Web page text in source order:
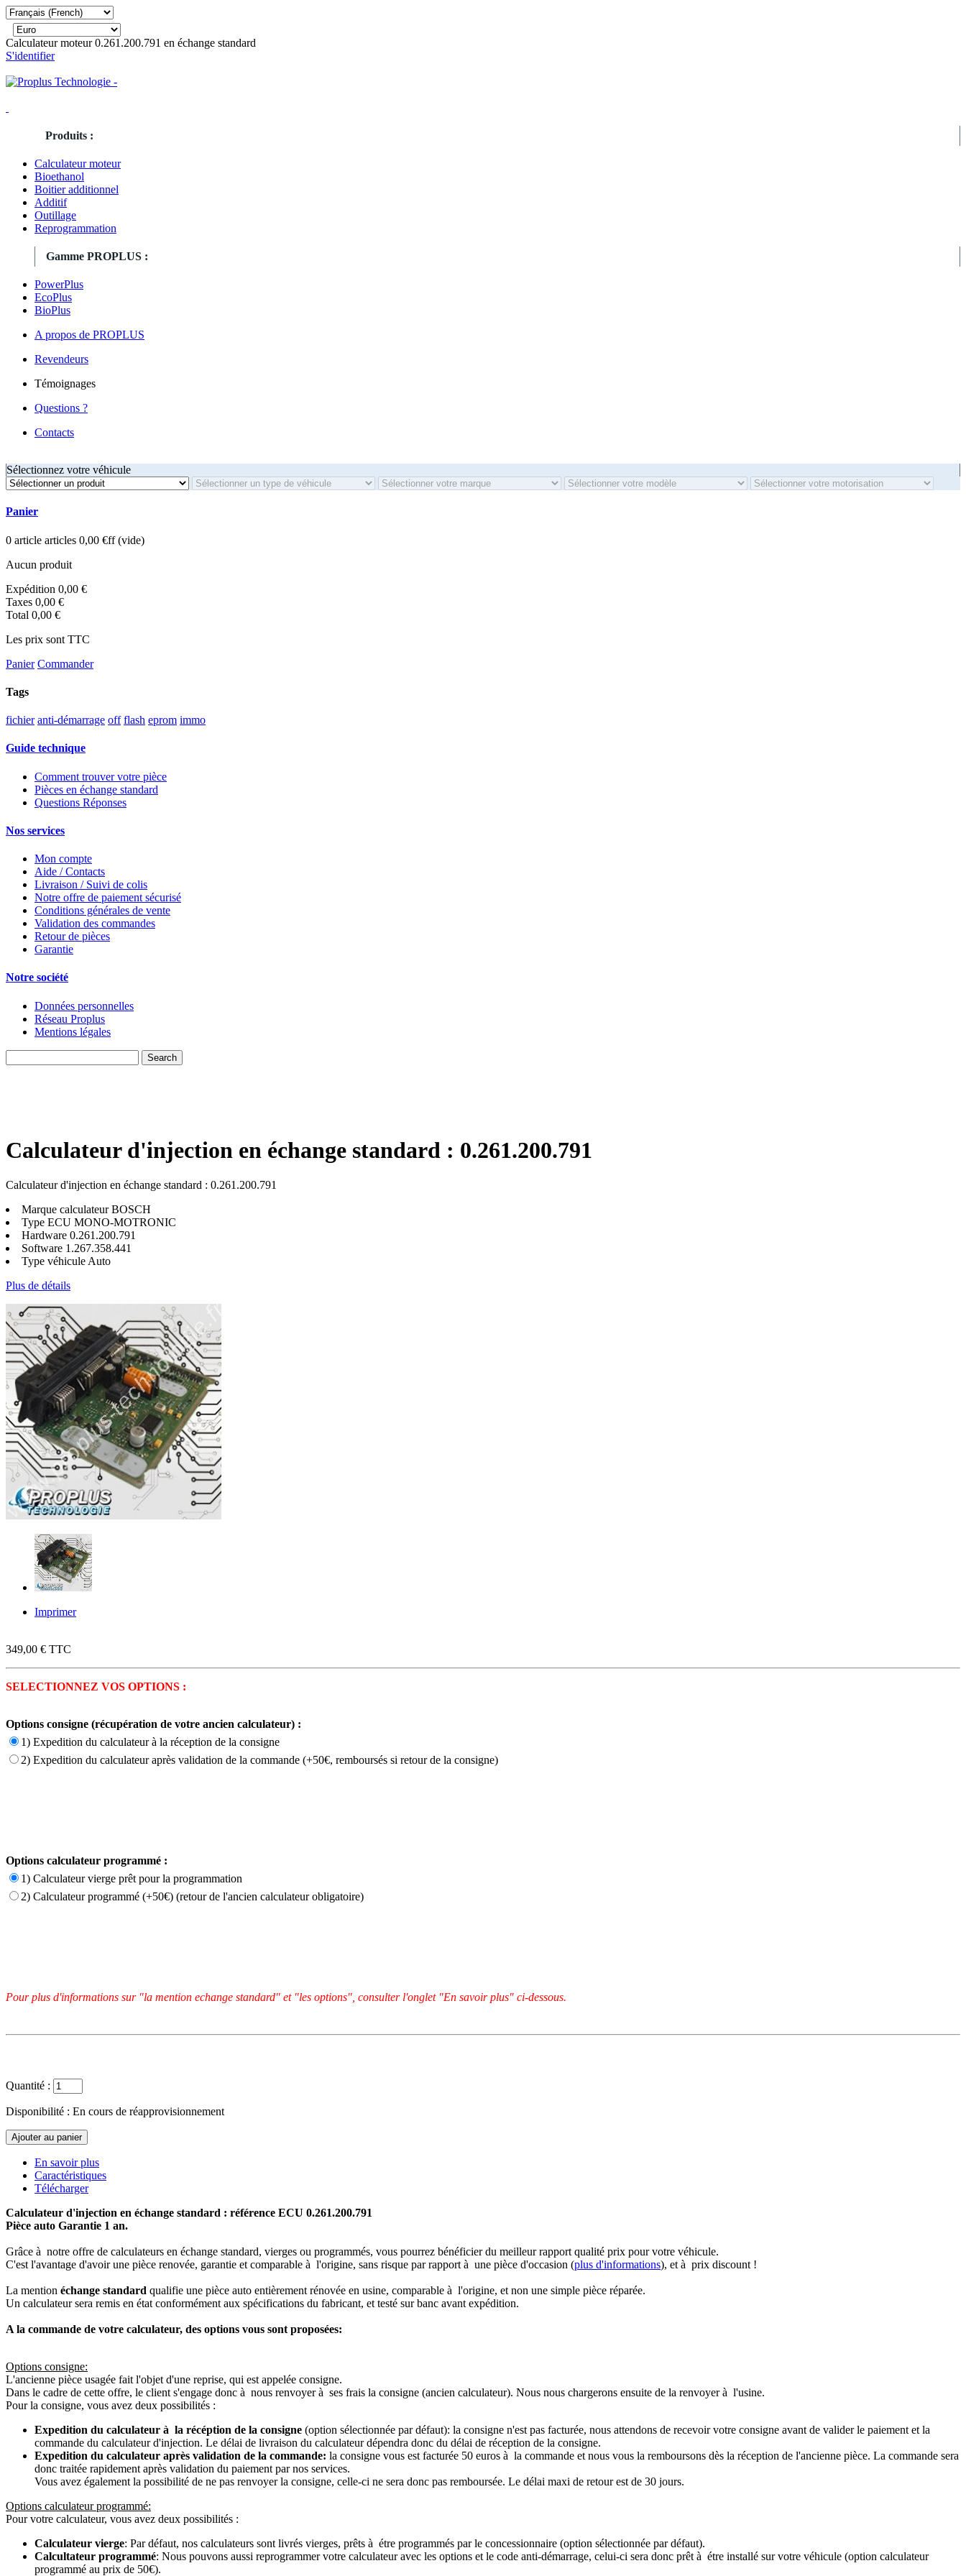
Calculateur moteur 0.261.200.791 en échange standard
S'identifier
Produits :
Calculateur moteur
Bioethanol
Boitier additionnel
Additif
Outillage
Reprogrammation
Gamme PROPLUS :
PowerPlus
EcoPlus
BioPlus
A propos de PROPLUS
Revendeurs
Témoignages
Questions ?
Contacts
Sélectionnez votre véhicule
Panier
0 article articles 0,00 €ff (vide)
Aucun produit
Expédition 0,00 €
Taxes 0,00 €
Total 0,00 €
Les prix sont TTC
Panier Commander
Tags
fichier anti-démarrage off flash eprom immo
Guide technique
Comment trouver votre pièce
Pièces en échange standard
Questions Réponses
Nos services
Mon compte
Aide / Contacts
Livraison / Suivi de colis
Notre offre de paiement sécurisé
Conditions générales de vente
Validation des commandes
Retour de pièces
Garantie
Notre société
Données personnelles
Réseau Proplus
Mentions légales
Calculateur d'injection en échange standard : 0.261.200.791
Calculateur d'injection en échange standard : 0.261.200.791
Marque calculateurBOSCH
Type ECU MONO-MOTRONIC
Hardware 0.261.200.791
Software 1.267.358.441
Type véhicule Auto
Plus de détails
Imprimer
349,00 € TTC
SELECTIONNEZ VOS OPTIONS :
Options consigne (récupération de votre ancien calculateur) :
1) Expedition du calculateur à la réception de la consigne
2) Expedition du calculateur après validation de la commande (+50€, remboursés si retour de la consigne)
Options calculateur programmé :
1) Calculateur vierge prêt pour la programmation
2) Calculateur programmé (+50€) (retour de l'ancien calculateur obligatoire)
Pour plus d'informations sur "la mention echange standard" et "les options", consulter l'onglet "En savoir plus" ci-dessous.
Quantité :
Disponibilité : En cours de réapprovisionnement
En savoir plus
Caractéristiques
Télécharger
Calculateur d'injection en échange standard : référence ECU 0.261.200.791
Pièce auto Garantie 1 an.
Grâce à notre offre de calculateurs en échange standard, vierges ou programmés, vous pourrez bénéficier du meilleur rapport qualité prix pour votre véhicule.
C'est l'avantage d'avoir une pièce renovée, garantie et comparable à l'origine, sans risque par rapport à une pièce d'occasion (plus d'informations), et à prix discount !
La mention échange standard qualifie une pièce auto entièrement rénovée en usine, comparable à l'origine, et non une simple pièce réparée.
Un calculateur sera remis en état conformément aux spécifications du fabricant, et testé sur banc avant expédition.
A la commande de votre calculateur, des options vous sont proposées:
Options consigne:
L'ancienne pièce usagée fait l'objet d'une reprise, qui est appelée consigne.
Dans le cadre de cette offre, le client s'engage donc à nous renvoyer à ses frais la consigne (ancien calculateur). Nous nous chargerons ensuite de la renvoyer à l'usine.
Pour la consigne, vous avez deux possibilités :
Expedition du calculateur à la récéption de la consigne (option sélectionnée par défaut): la consigne n'est pas facturée, nous attendons de recevoir votre consigne avant de valider le paiement et la
commande du calculateur d'injection. Le délai de livraison du calculateur dépendra donc du délai de réception de la consigne.
Expedition du calculateur après validation de la commande: la consigne vous est facturée 50 euros à la commande et nous vous la remboursons dès la réception de l'ancienne pièce. La commande sera
donc traitée rapidement après validation du paiement par nos services.
Vous avez également la possibilité de ne pas renvoyer la consigne, celle-ci ne sera donc pas remboursée. Le délai maxi de retour est de 30 jours.
Options calculateur programmé:
Pour votre calculateur, vous avez deux possibilités :
Calculateur vierge: Par défaut, nos calculateurs sont livrés vierges, prêts à étre programmés par le concessionnaire (option sélectionnée par défaut).
Calcultateur programmé: Nous pouvons aussi reprogrammer votre calculateur avec les options et le code anti-démarrage, celui-ci sera donc prêt à étre installé sur votre véhicule (option calculateur
programmé au prix de 50€).